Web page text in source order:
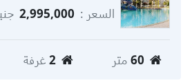
السعر : 2,995,000
60 متر 2 غرفة